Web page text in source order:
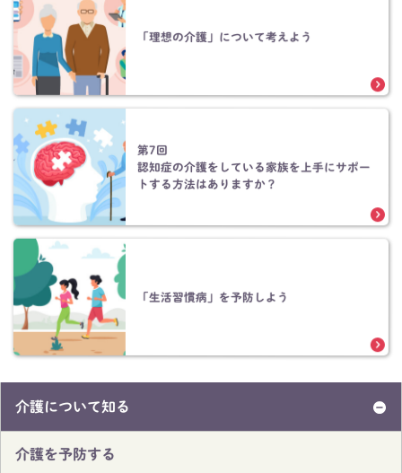
「理想の介護」について考えよう
第7回
認知症の介護をしている家族を上手にサポー
トする方法はありますか？
「生活習慣病」を予防しよう
介護について知る
介護を予防する